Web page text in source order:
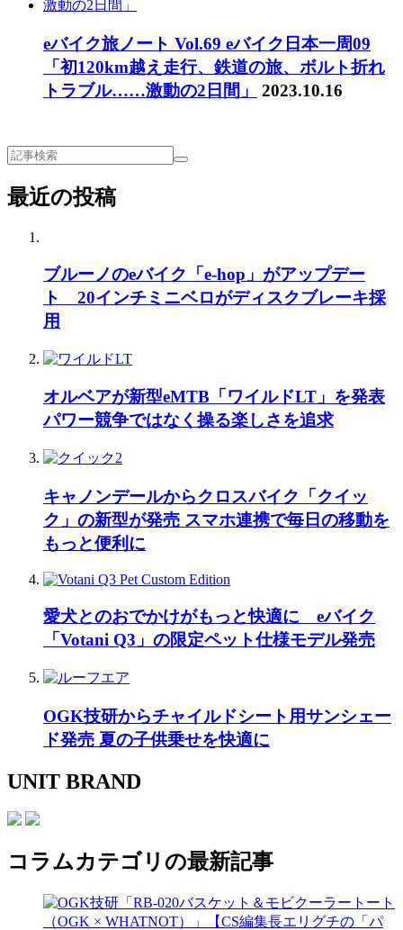
eバイク旅ノート Vol.69 eバイク日本一周09
「初120km越え走行、鉄道の旅、ボルト折れ
トラブル……激動の2日間」
2023.10.16
最近の投稿
ブルーノのeバイク「e-hop」がアップデー
ト 20インチミニベロがディスクブレーキ採
用
オルベアが新型eMTB「ワイルドLT」を発表
パワー競争ではなく操る楽しさを追求
キャノンデールからクロスバイク「クイッ
ク」の新型が発売 スマホ連携で毎日の移動を
もっと便利に
愛犬とのおでかけがもっと快適に eバイク
「Votani Q3」の限定ペット仕様モデル発売
OGK技研からチャイルドシート用サンシェー
ド発売 夏の子供乗せを快適に
UNIT BRAND
コラムカテゴリの最新記事